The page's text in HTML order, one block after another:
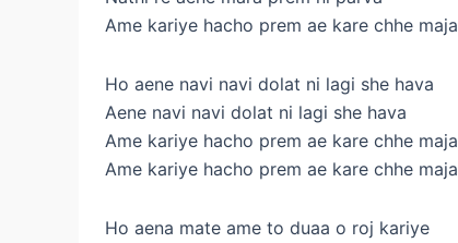
Ame kariye hacho prem ae kare chhe maja
Ho aene navi navi dolat ni lagi she hava
Aene navi navi dolat ni lagi she hava
Ame kariye hacho prem ae kare chhe maja
Ame kariye hacho prem ae kare chhe maja
Ho aena mate ame to duaa o roj kariye